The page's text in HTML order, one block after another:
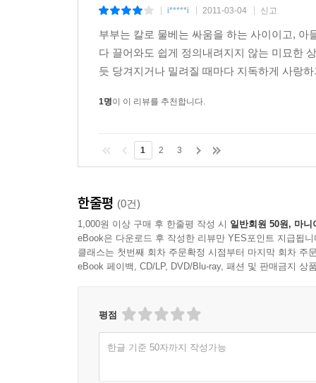
i*****i 2011-03-04 신고
부부는 칼로 물베는 싸움을 하는 사이이고,
다 끌어와도 쉽게 정의내려지지 않는 미묘한
듯 당겨지거나 밀려질 때마다 지독하게 사랑
1명이 이 리뷰를 추천합니다.
1 2 3
한줄평 (0건)
1,000원 이상 구매 후 한줄평 작성 시 일반회원 50원, 마니
eBook은 다운로드 후 작성한 리뷰만 YES포인트 지급됩니
클래스는 첫번째 회차 주문확정 시점부터 마지막 회차 주
eBook 페이백, CD/LP, DVD/Blu-ray, 패션 및 판매금지 상
평점
한글 기준 50자까지 작성가능